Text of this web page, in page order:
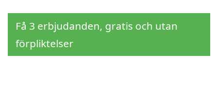
Få 3 erbjudanden, gratis och utan
förpliktelser